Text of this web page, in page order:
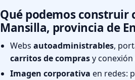
Qué podemos construir
Mansilla, provincia de
Webs autoadministrables,
carritos de comprasy
Imagen corporativa en redes: